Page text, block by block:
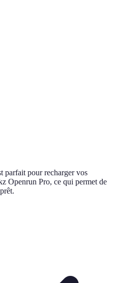
parfait pour recharger vos
Openrun Pro, ce qui permet de